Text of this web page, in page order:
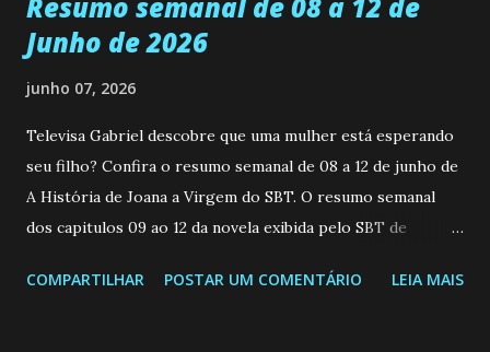
Junho de 2026
junho 07, 2026
Televisa Gabriel descobre que uma mulher está esperando
seu filho? Confira o resumo semanal de 08 a 12 de junho de
A História de Joana a Virgem do SBT. O resumo semanal
dos capitulos 09 ao 12 da novela exibida pelo SBT de
a Programação Semanal do SBT de 08/06/26 a 14/06/26
COMPARTILHAR POSTAR UM COMENTÁRIO LEIA MAIS